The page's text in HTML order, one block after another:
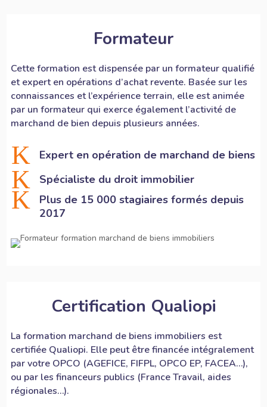
Formateur
Cette formation est dispensée par un formateur qualifié
et expert en opérations d’achat revente. Basée sur les
connaissances et l’expérience terrain, elle est animée
par un formateur qui exerce également l’activité de
marchand de bien depuis plusieurs années.
K Expert en opération de marchand de biens
K Spécialiste du droit immobilier
K
Plus de 15 000 stagiaires formés depuis
2017
Certification Qualiopi
Laformation marchand de biens immobiliers est
certifiée Qualiopi. Elle peut être financée intégralement
par votre OPCO (AGEFICE, FIFPL, OPCO EP, FACEA…),
ou par les financeurs publics (France Travail, aides
régionales…).